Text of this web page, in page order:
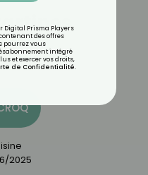
2025
Digital Prisma Players
des offres
pourrez vous
intégré
et exercer vos droits,
de Confidentialité.